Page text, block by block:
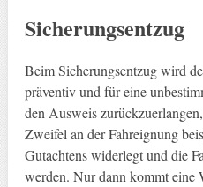
Sicherungsentzug
Beim Sicherungsentzug wird
präventiv und für eine
den Ausweis
Zweifel an der Fahreignung
Gutachtens widerlegt und die
werden. Nur dann kommt eine